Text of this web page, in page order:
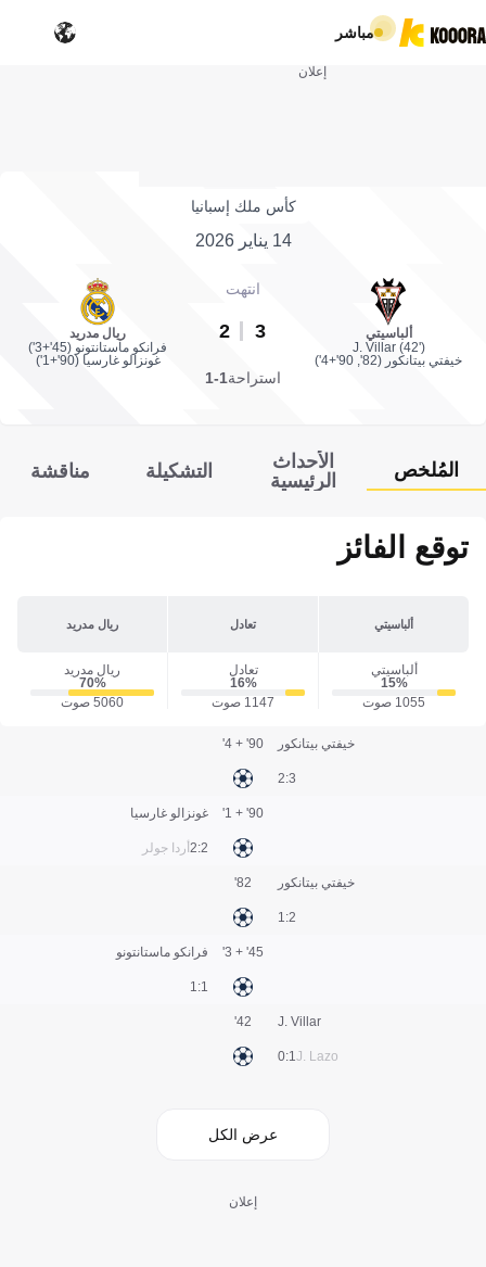
مباشر
إعلان
كأس ملك إسبانيا
14 يناير 2026
ألباسيتي
J. Villar (42')
خيفتي بيتانكور (82', 90'+4')
انتهت
3
2
ريال مدريد
فرانكو ماستانتونو (45'+3')
غونزالو غارسيا (90'+1')
استراحة1-1
المُلخص
الأحداث
الرئيسية
التشكيلة مناقشة
توقع الفائز
ألباسيتي تعادل ريال مدريد
ألباسيتي
15‎%‎
1055 صوت
تعادل
16‎%‎
1147 صوت
ريال مدريد
70‎%‎
5060 صوت
خيفتي بيتانكور
3:2
90' + 4'
غونزالو غارسيا
أردا جولر 2:2
90' + 1'
خيفتي بيتانكور
2:1
82'
فرانكو ماستانتونو
1:1
45' + 3'
J. Villar
J. Lazo
1:0
42'
عرض الكل
إعلان